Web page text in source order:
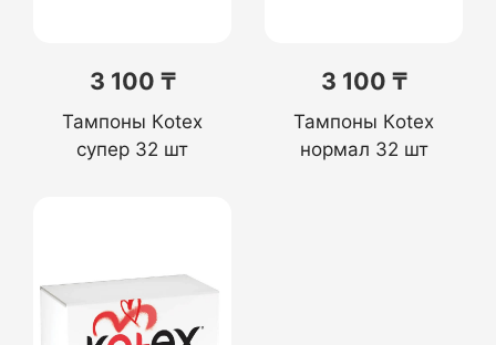
3 100 ₸
Тампоны Кotex
супер 32 шт
3 100 ₸
Тампоны Кotex
нормал 32 шт